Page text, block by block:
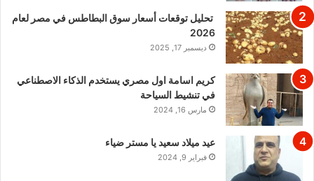
تحليل توقعات أسعار سوق البطاطس في مصر لعام
2026
ديسمبر 17, 2025
كريم اسامة اول مصري يستخدم الذكاء الاصطناعي
في تنشيط السياحة
مارس 16, 2024
عيد ميلاد سعيد يا مستر ضياء
فبراير 9, 2024